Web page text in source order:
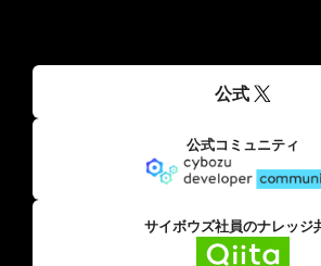
公式
公式コミュニティ
サイボウズ社員のナレッジ